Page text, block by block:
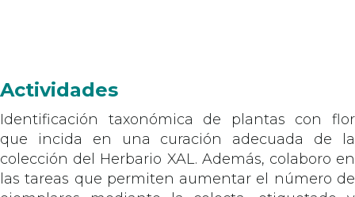
Actividades
Identificación taxonómica de plantas con flor
que incida en una curación adecuada de la
colección del Herbario XAL. Además, colaboro en
las tareas que permiten aumentar el número de